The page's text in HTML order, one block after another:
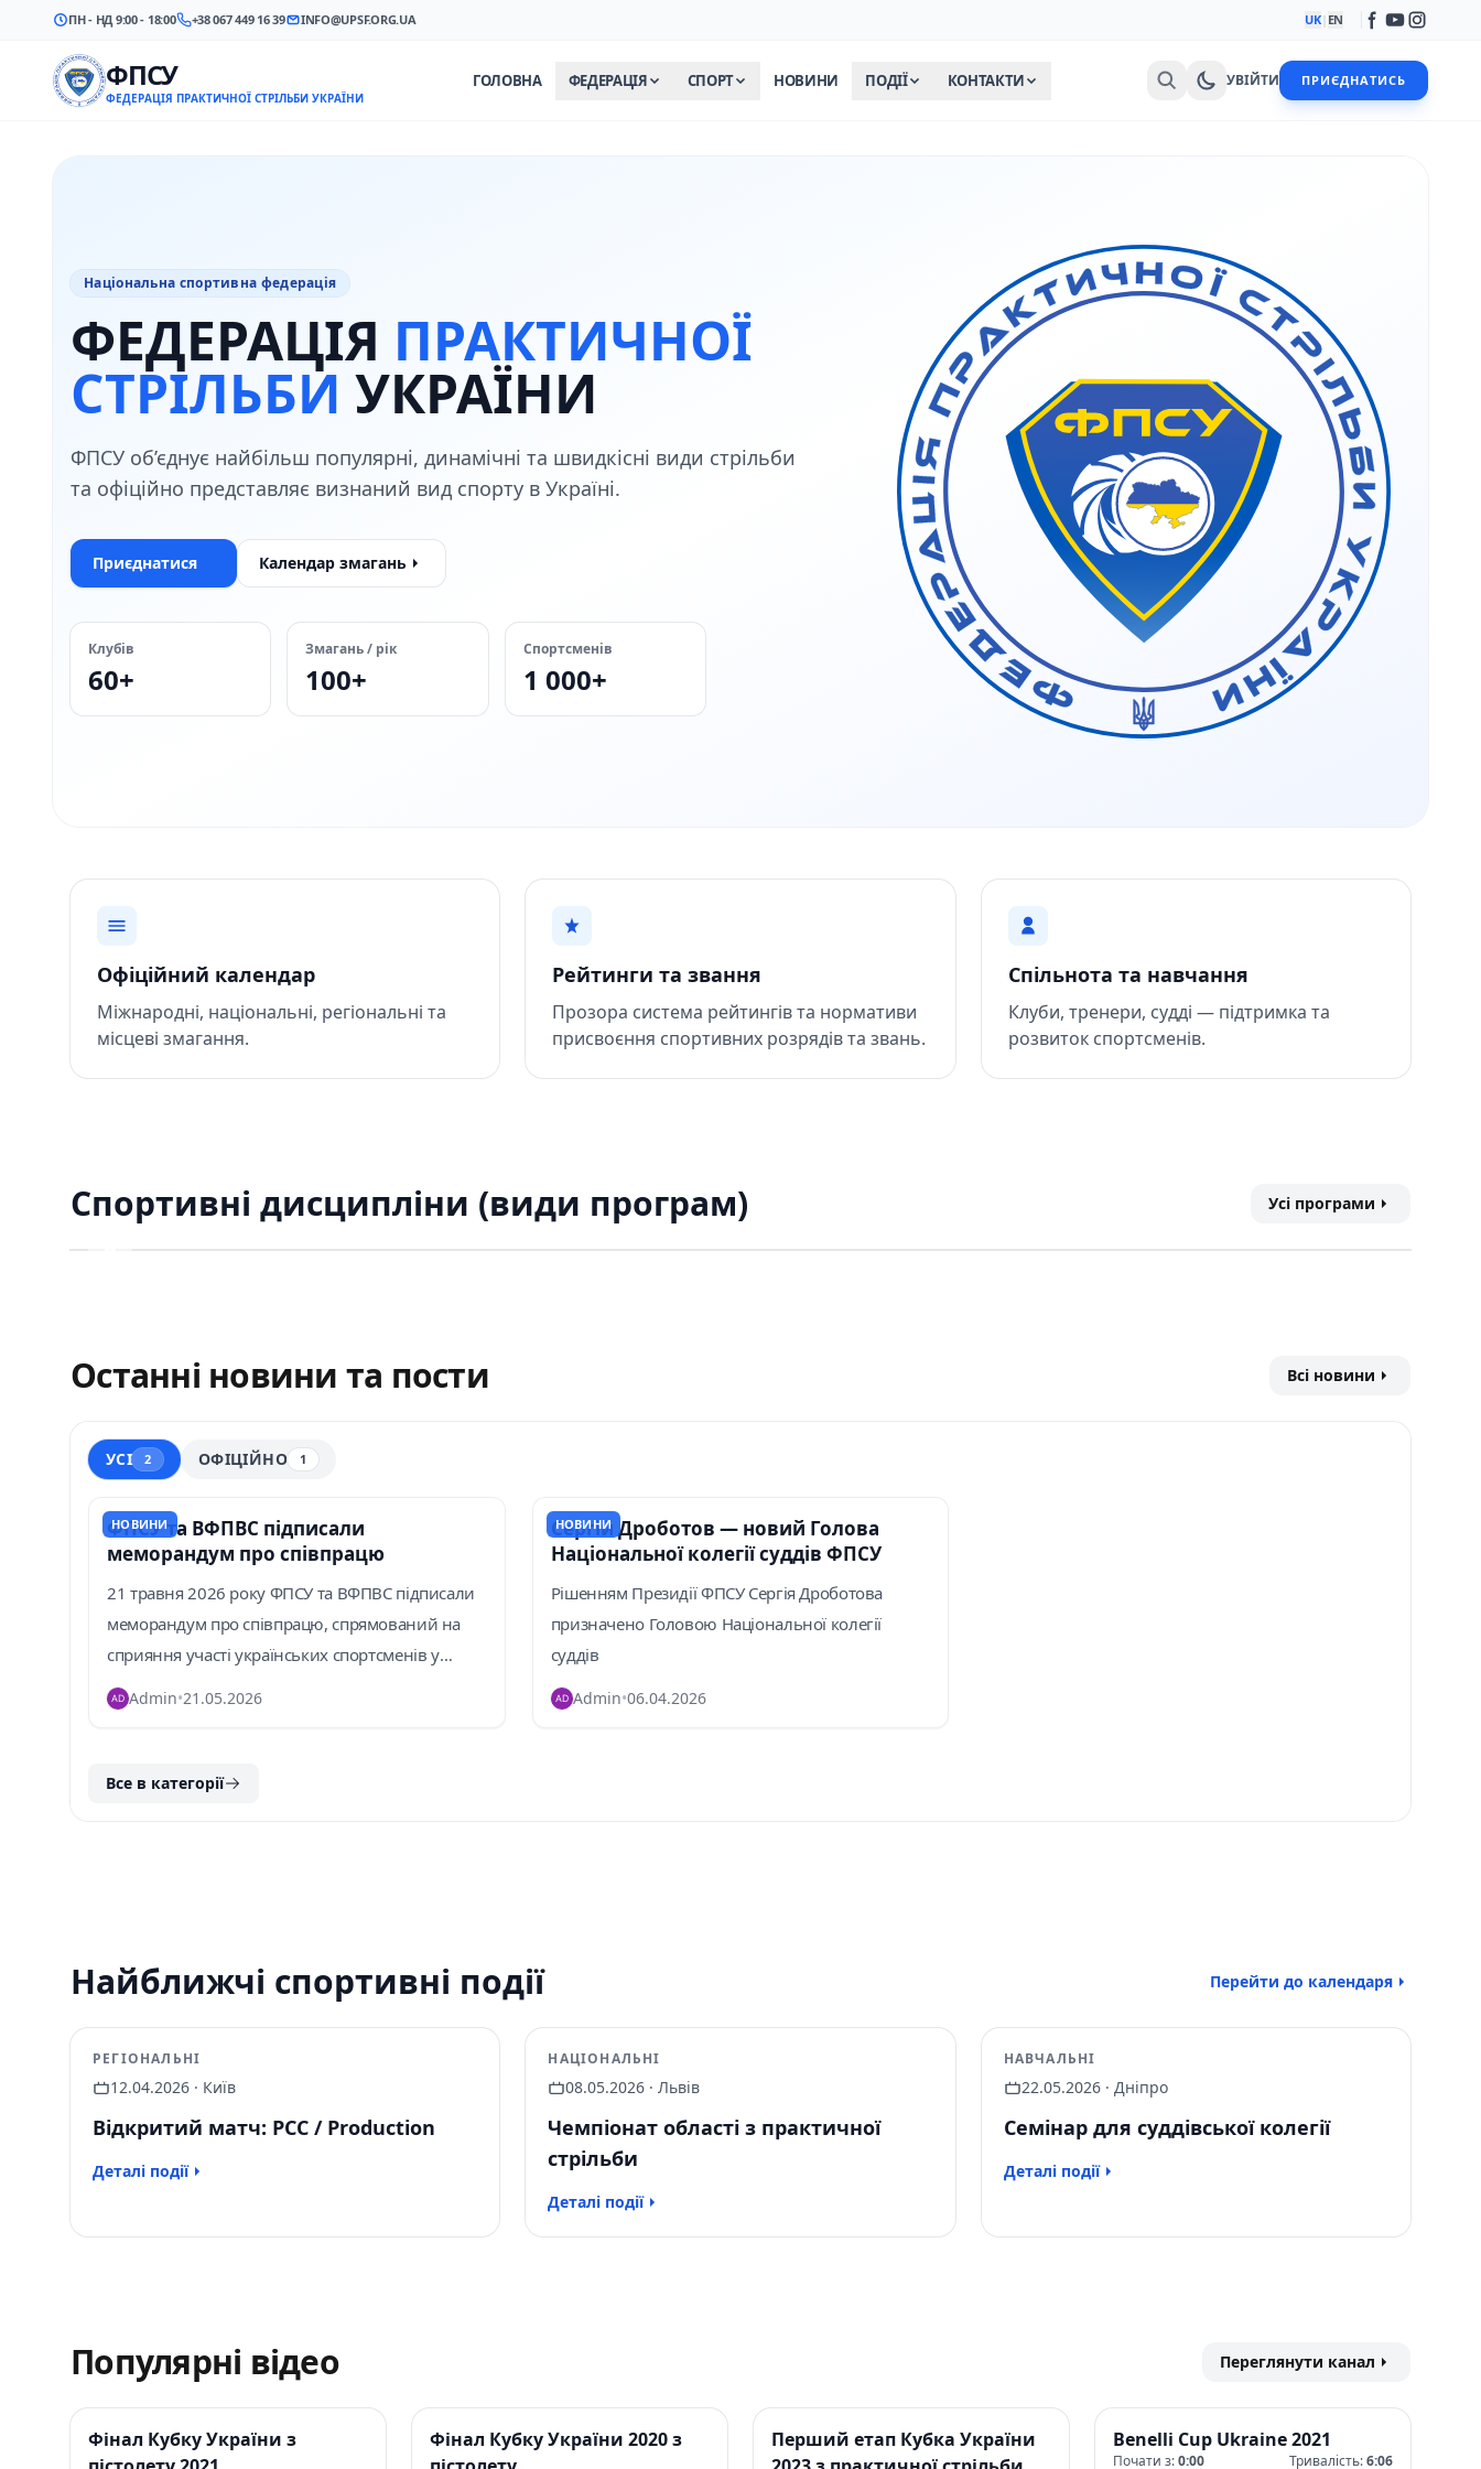
ПН - НД 9:00 - 18:00 +38 067 449 16 39 INFO@UPSF.ORG.UA UK| EN
ФПСУ
ФЕДЕРАЦІЯ ПРАКТИЧНОЇ СТРІЛЬБИ УКРАЇНИ
ГОЛОВНА ФЕДЕРАЦІЯ СПОРТ НОВИНИ ПОДІЇ КОНТАКТИ УВІЙТИ ПРИЄДНАТИСЬ
Національна спортивна федерація
ФЕДЕРАЦІЯ ПРАКТИЧНОЇ
СТРІЛЬБИ УКРАЇНИ
ФПСУ об’єднує найбільш популярні, динамічні та швидкісні види стрільби
та офіційно представляє визнаний вид спорту в Україні.
Приєднатися Календар змагань
Клубів
60+
Змагань / рік
100+
Спортсменів
1 000+
Офіційний календар
Міжнародні, національні, регіональні та
місцеві змагання.
Рейтинги та звання
Прозора система рейтингів та нормативи
присвоєння спортивних розрядів та звань.
Спільнота та навчання
Клуби, тренери, судді — підтримка та
розвиток спортсменів.
Спортивні дисципліни (види програм) Усі програми
СТРІЛЬБА
БАГАТОБОРСТВО
БАГАТОБОРСТВО
СТРІЛЬБА
Останні новини та пости Всі новини
УСІ 2 ОФІЦІЙНО 1
НОВИНИ
ФПСУ та ВФПВС підписали
меморандум про співпрацю
21 травня 2026 року ФПСУ та ВФПВС підписали
меморандум про співпрацю, спрямований на
сприяння участі українських спортсменів у
міжнародних змаганнях IPSC, а так...
Admin•21.05.2026
НОВИНИ
Сергій Дроботов — новий Голова
Національної колегії суддів ФПСУ
Рішенням Президії ФПСУ Сергія Дроботова
призначено Головою Національної колегії
суддів
Admin•06.04.2026
Все в категорії
Найближчі спортивні події Перейти до календаря
РЕГІОНАЛЬНІ
12.04.2026 · Київ
Відкритий матч: PCC / Production
Деталі події
НАЦІОНАЛЬНІ
08.05.2026 · Львів
Чемпіонат області з практичної
стрільби
Деталі події
НАВЧАЛЬНІ
22.05.2026 · Дніпро
Семінар для суддівської колегії
Деталі події
Популярні відео Переглянути канал
Фінал Кубку України з
Фінал Кубку України 2020 з
Перший етап Кубка України
Benelli Cup Ukraine 2021
Почати з:0:00 Тривалість:6:06